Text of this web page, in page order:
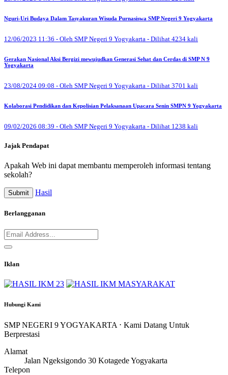
Nguri-Uri Budaya Dalam Tasyakuran Wisuda Purnasiswa SMP Negeri 9 Yogyakarta
12/06/2023 11:36 - Oleh SMP Negeri 9 Yogyakarta - Dilihat 4234 kali
Gerakan Nasional Aksi Bergizi mewujudkan Generasi Sehat dan Cerdas di SMP N 9
Yogyakarta
23/08/2024 09:08 - Oleh SMP Negeri 9 Yogyakarta - Dilihat 3701 kali
Kolaborasi Pendidikan dan Kepolisian Pelaksanaan Upacara Senin SMPN 9 Yogyakarta
09/02/2026 08:39 - Oleh SMP Negeri 9 Yogyakarta - Dilihat 1238 kali
Jajak Pendapat
Apakah Web ini dapat membantu memperoleh informasi tentang
sekolah?
Submit Hasil
Berlangganan
Iklan
Hubungi Kami
SMP NEGERI 9 YOGYAKARTA ⋅ Kami Datang Untuk
Berprestasi
Alamat
Jalan Ngeksigondo 30 Kotagede Yogyakarta
Telepon